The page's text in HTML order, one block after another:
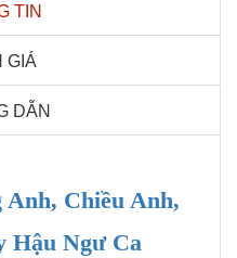
TIN
GIÁ
DẪN
Chiều Anh,
Hậu Ngư Ca